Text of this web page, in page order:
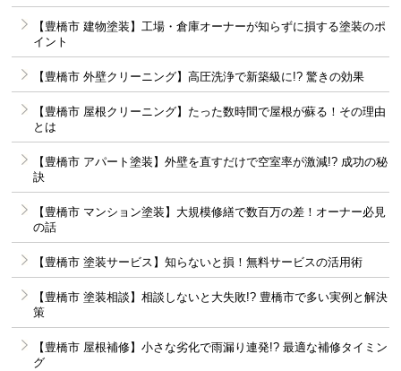
【豊橋市 建物塗装】工場・倉庫オーナーが知らずに損する塗装のポ
イント
【豊橋市 外壁クリーニング】高圧洗浄で新築級に!? 驚きの効果
【豊橋市 屋根クリーニング】たった数時間で屋根が蘇る！その理由
とは
【豊橋市 アパート塗装】外壁を直すだけで空室率が激減!? 成功の秘
訣
【豊橋市 マンション塗装】大規模修繕で数百万の差！オーナー必見
の話
【豊橋市 塗装サービス】知らないと損！無料サービスの活用術
【豊橋市 塗装相談】相談しないと大失敗!? 豊橋市で多い実例と解決
策
【豊橋市 屋根補修】小さな劣化で雨漏り連発!? 最適な補修タイミン
グ